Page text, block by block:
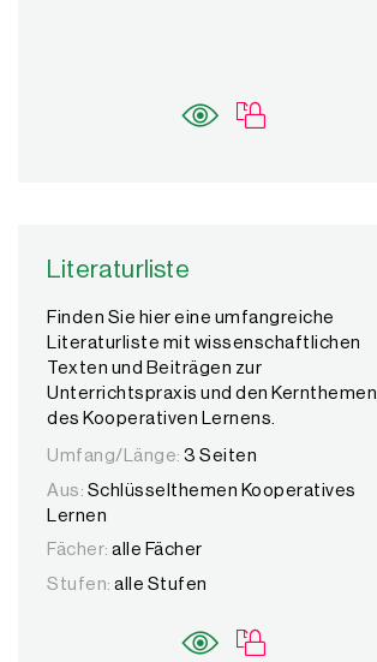
Literaturliste
Finden Sie hier eine umfangreiche
Literaturliste mit wissenschaftlichen
Texten und Beiträgen zur
Unterrichtspraxis und den Kernthemen
des Kooperativen Lernens.
Umfang/Länge: 3 Seiten
Aus: Schlüsselthemen Kooperatives
Lernen
Fächer: alle Fächer
Stufen: alle Stufen